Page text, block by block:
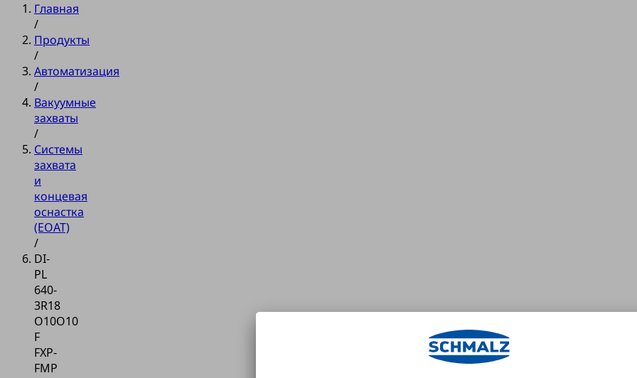
Главная
/
Продукты
/
Автоматизация
/
Вакуумные
захваты
/
Системы
захвата
и
концевая
оснастка
(EOAT)
/
DI-
PL
640-
3R18
O10O10
F
FXP-
FMP